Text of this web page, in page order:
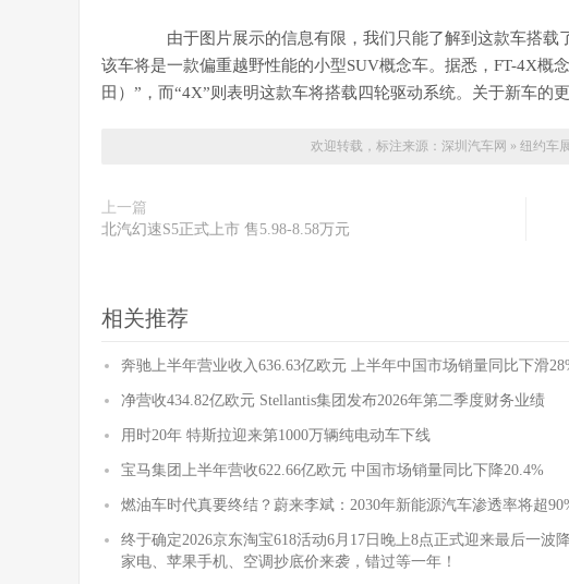
由于图片展示的信息有限，我们只能了解到这款车搭载
该车将是一款偏重越野性能的小型SUV概念车。据悉，FT-4X概
田）”，而“4X”则表明这款车将搭载四轮驱动系统。关于新车的
欢迎转载，标注来源： 深圳汽车网 » 纽约车
上一篇
北汽幻速S5正式上市 售5.98-8.58万元
相关推荐
奔驰上半年营业收入636.63亿欧元 上半年中国市场销量同比下滑
净营收434.82亿欧元 Stellantis集团发布2026年第二季度财务业绩
用时20年 特斯拉迎来第1000万辆纯电动车下线
宝马集团上半年营收622.66亿欧元 中国市场销量同比下降20.4%
燃油车时代真要终结？蔚来李斌：2030年新能源汽车渗透率将超
终于确定2026京东淘宝618活动6月17日晚上8点正式迎来最后一
家电、苹果手机、空调抄底价来袭，错过等一年！